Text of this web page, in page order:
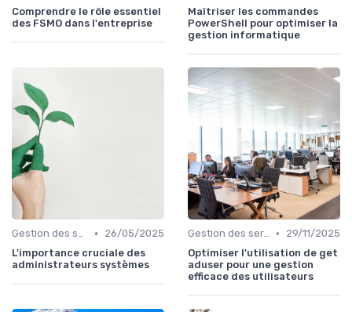
Comprendre le rôle essentiel
des FSMO dans l'entreprise
Maîtriser les commandes
PowerShell pour optimiser la
gestion informatique
Gestion des serveurs •
26/05/2025
L'importance cruciale des
administrateurs systèmes
Gestion des serveurs •
29/11/2025
Optimiser l'utilisation de get
aduser pour une gestion
efficace des utilisateurs